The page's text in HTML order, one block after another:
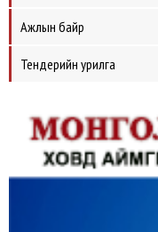
Ажлын байр
Тендерийн урилга